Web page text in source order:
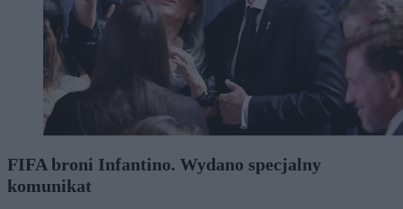
FIFA broni Infantino. Wydano specjalny
komunikat